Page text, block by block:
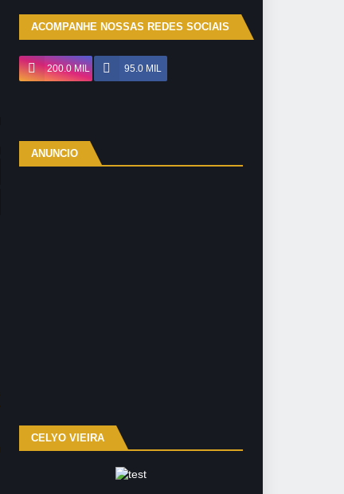
ACOMPANHE NOSSAS REDES SOCIAIS
200.0 MIL 95.0 MIL
ANUNCIO
CELYO VIEIRA